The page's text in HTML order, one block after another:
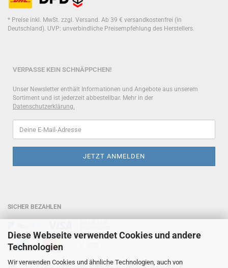
Diese Webseite verwendet Cookies und andere
Technologien
Wir verwenden Cookies und ähnliche Technologien, auch von
* Preise inkl. MwSt. zzgl. Versand. Ab 39 € versandkostenfrei (in
Deutschland). UVP: unverbindliche Preisempfehlung des Herstellers.
VERPASSE KEIN SCHNÄPPCHEN!
Unser Newsletter enthält Informationen und Angebote aus unserem
Sortiment und ist jederzeit abbestellbar. Mehr in der
Datenschutzerklärung.
SICHER BEZAHLEN